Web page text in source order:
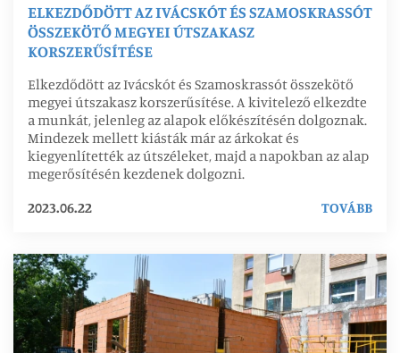
ELKEZDŐDÖTT AZ IVÁCSKÓT ÉS SZAMOSKRASSÓT
ÖSSZEKÖTŐ MEGYEI ÚTSZAKASZ
KORSZERŰSÍTÉSE
Elkezdődött az Ivácskót és Szamoskrassót összekötő
megyei útszakasz korszerűsítése. A kivitelező elkezdte
a munkát, jelenleg az alapok előkészítésén dolgoznak.
Mindezek mellett kiásták már az árkokat és
kiegyenlítették az útszéleket, majd a napokban az alap
megerősítésén kezdenek dolgozni.
2023.06.22
TOVÁBB